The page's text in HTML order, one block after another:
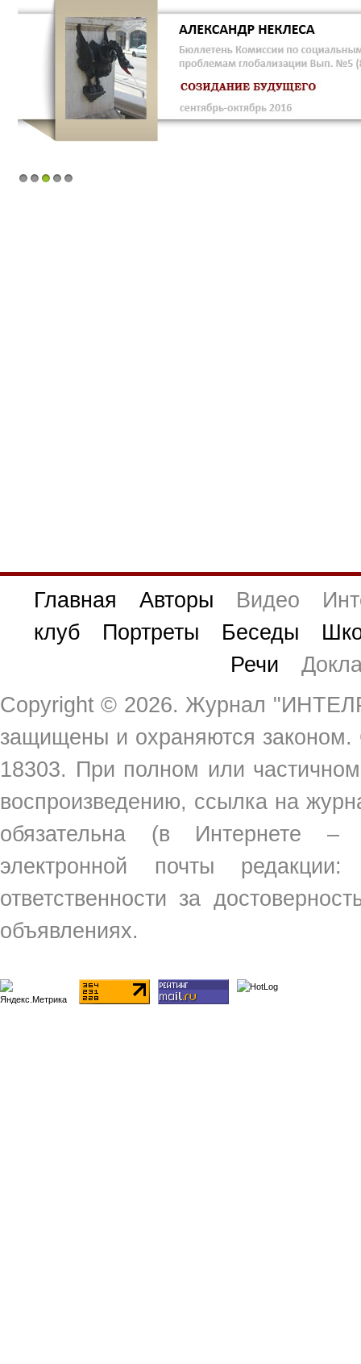
Главная Авторы Видео
клуб
Портреты Беседы
Речи
Copyright © 2026. Журнал
защищены и охраняются
18303. При полном или
воспроизведению, ссылка на
обязательна (в Интернете
электронной почты
ответственности за
объявлениях.